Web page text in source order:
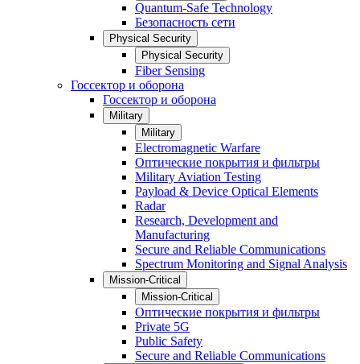
Quantum-Safe Technology
Безопасность сети
Physical Security
Physical Security
Fiber Sensing
Госсектор и оборона
Госсектор и оборона
Military
Military
Electromagnetic Warfare
Оптические покрытия и фильтры
Military Aviation Testing
Payload & Device Optical Elements
Radar
Research, Development and
Manufacturing
Secure and Reliable Communications
Spectrum Monitoring and Signal Analysis
Mission-Critical
Mission-Critical
Оптические покрытия и фильтры
Private 5G
Public Safety
Secure and Reliable Communications